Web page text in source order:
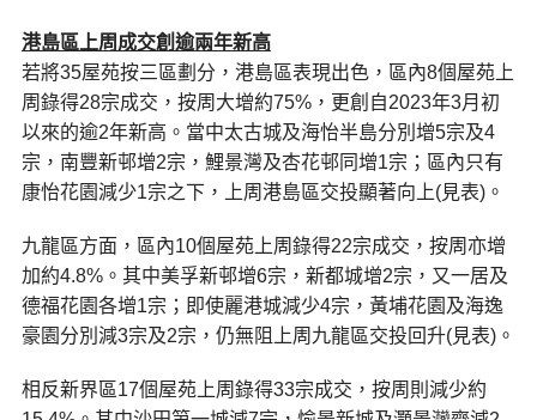
港島區上周成交創逾兩年新高
若將35屋苑按三區劃分，港島區表現出色，區內8個屋苑上
周錄得28宗成交，按周大增約75%，更創自2023年3月初
以來的逾2年新高。當中太古城及海怡半島分別增5宗及4
宗，南豐新邨增2宗，鯉景灣及杏花邨同增1宗；區內只有
康怡花園減少1宗之下，上周港島區交投顯著向上(見表)。
九龍區方面，區內10個屋苑上周錄得22宗成交，按周亦增
加約4.8%。其中美孚新邨增6宗，新都城增2宗，又一居及
德福花園各增1宗；即使麗港城減少4宗，黃埔花園及海逸
豪園分別減3宗及2宗，仍無阻上周九龍區交投回升(見表)。
相反新界區17個屋苑上周錄得33宗成交，按周則減少約